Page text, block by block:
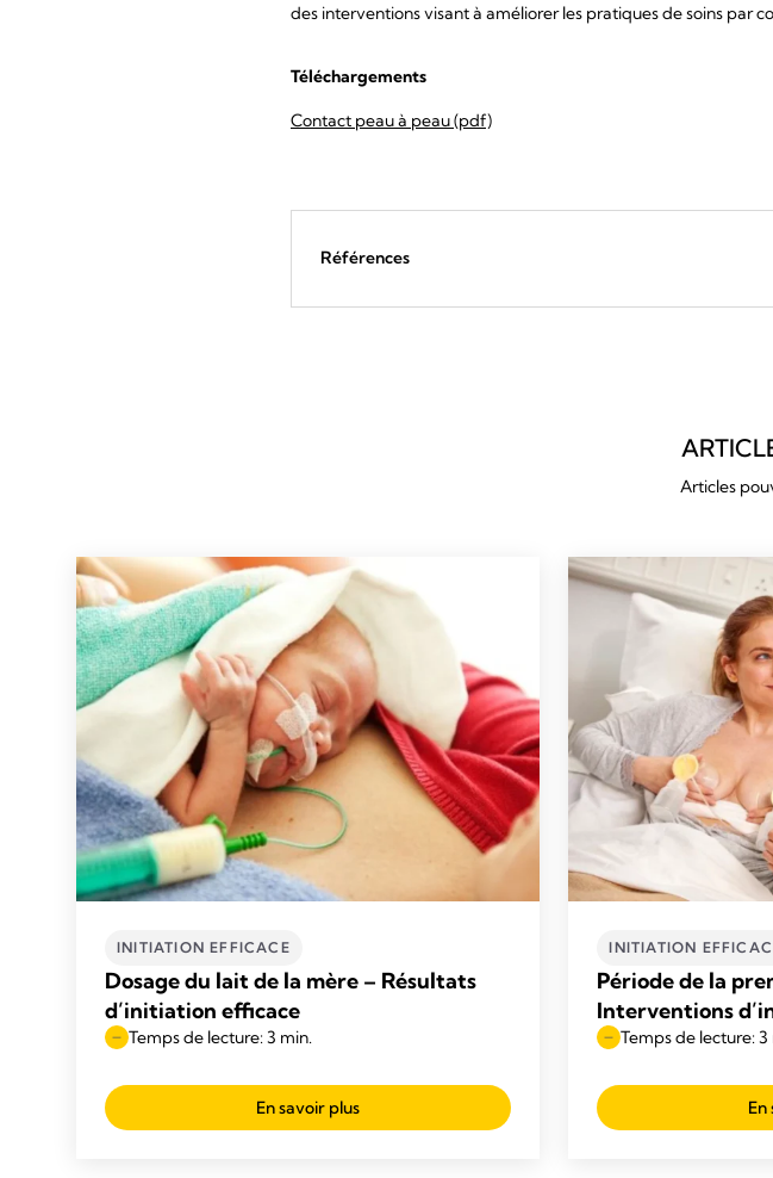
des interventions visant à améliorer les pratiques de soins par
Téléchargements
Contact peau à peau (pdf)
Références
Articles
INITIATION EFFICACE
Dosage du lait de la mère – Résultats
d’initiation efficace
Temps de lecture: 3 min.
En savoir plus
INITIATION
Période de la
Interventions
Temps de lecture: 3
En